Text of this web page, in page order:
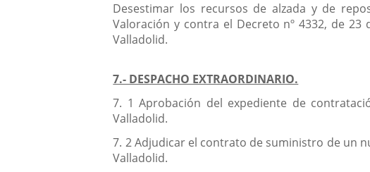
Desestimar los recursos de alzada y de
Valoración y contra el Decreto nº 4332, de
Valladolid.
7.- DESPACHO EXTRAORDINARIO.
7. 1 Aprobación del expediente de
Valladolid.
7. 2 Adjudicar el contrato de suministro de un
Valladolid.